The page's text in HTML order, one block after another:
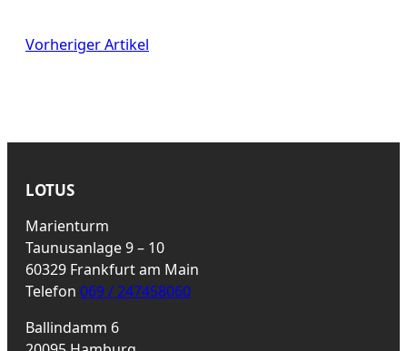
Vorheriger Artikel
LOTUS
Marienturm
Taunusanlage 9 – 10
60329 Frankfurt am Main
Telefon 069 / 247458060
Ballindamm 6